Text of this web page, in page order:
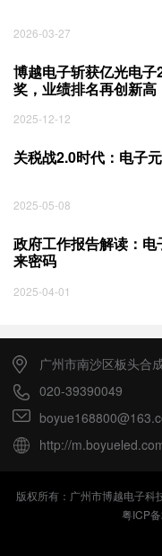
2026-03-27
博越电子斩获亿光电
奖，业绩排名再创新高
2025-12-12
关税战2.0时代：电子
2025-05-08
政府工作报告解读：
来密码
2025-04-01
广州市南沙区板头合
020-39390049
http://
版权所有：广州市博越电子科
粤ICP